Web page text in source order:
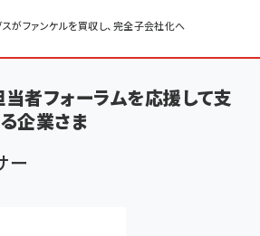
スがファンケルを買収し、完全子会社化へ
当者フォーラムを応援して支
企業さま
ー